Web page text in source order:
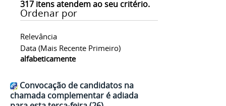
317 itens atendem ao seu critério.
Ordenar por
Relevância
Data (mais Recente Primeiro)
alfabeticamente
Convocação de candidatos na
chamada complementar é adiada